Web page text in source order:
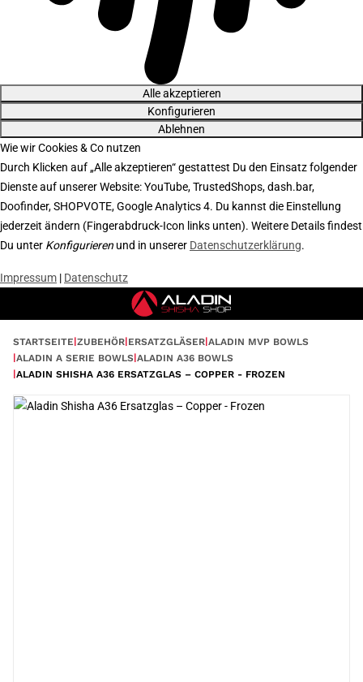
Alle akzeptieren
Konfigurieren
Ablehnen
Wie wir Cookies & Co nutzen
Durch Klicken auf „Alle akzeptieren“ gestattest Du den Einsatz folgender
Dienste auf unserer Website: YouTube, TrustedShops, dash.bar,
Doofinder, SHOPVOTE, Google Analytics 4. Du kannst die Einstellung
jederzeit ändern (Fingerabdruck-Icon links unten). Weitere Details findest
Du unter Konfigurieren und in unserer Datenschutzerklärung.
Impressum | Datenschutz
STARTSEITE ZUBEHÖR ERSATZGLÄSER ALADIN MVP BOWLS
ALADIN A SERIE BOWLS ALADIN A36 BOWLS
ALADIN SHISHA A36 ERSATZGLAS – COPPER - FROZEN